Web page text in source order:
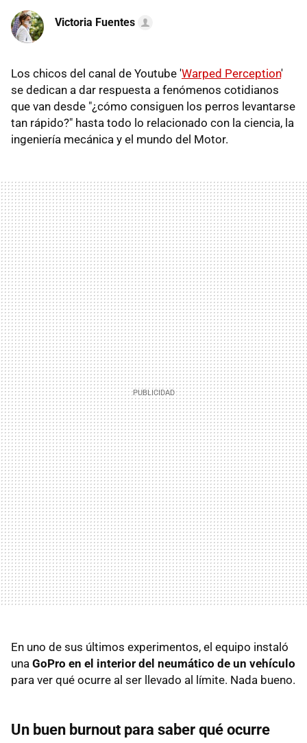
Victoria Fuentes
Los chicos del canal de Youtube 'Warped Perception'
se dedican a dar respuesta a fenómenos cotidianos
que van desde "¿cómo consiguen los perros levantarse
tan rápido?" hasta todo lo relacionado con la ciencia, la
ingeniería mecánica y el mundo del Motor.
En uno de sus últimos experimentos, el equipo instaló
una GoPro en el interior del neumático de un vehículo
para ver qué ocurre al ser llevado al límite. Nada bueno.
Un buen burnout para saber qué ocurre